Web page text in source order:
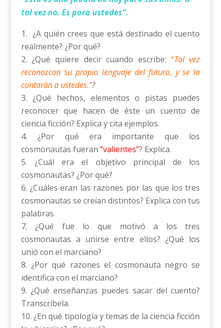
tal vez no. Es para ustedes”.
¿A quién crees que está destinado el cuento
realmente? ¿Por qué?
¿Qué quiere decir cuando escribe: “Tal vez
reconozcan su propio lenguaje del futuro, y se la
contarán a ustedes.”?
¿Qué hechos, elementos o pistas puedes
reconocer que hacen de éste un cuento de
ciencia ficción? Explica y cita ejemplos.
¿Por qué era importante que los
cosmonautas fueran “valientes”? Explica.
¿Cuál era el objetivo principal de los
cosmonautas? ¿Por qué?
¿Cuáles eran las razones por las que los tres
cosmonautas se creían distintos? Explica con tus
palabras.
¿Qué fue lo que motivó a los tres
cosmonautas a unirse entre ellos? ¿Qué los
unió con el marciano?
¿Por qué razones el cosmonauta negro se
identifica con el marciano?
¿Qué enseñanzas puedes sacar del cuento?
Transcríbela.
¿En qué tipología y temas de la ciencia ficción